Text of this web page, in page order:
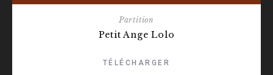
Partition
Petit Ange Lolo
TÉLÉCHARGER